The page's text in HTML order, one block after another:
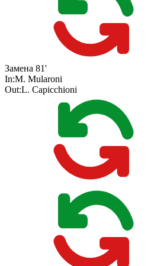
Замена 81'
In:M. Mularoni
Out:L. Capicchioni